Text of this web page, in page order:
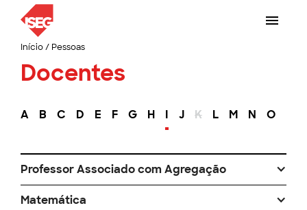
Início/ Pessoas
Docentes
A B C D E F G H I J K L M N O
Professor Associado com Agregação
Matemática